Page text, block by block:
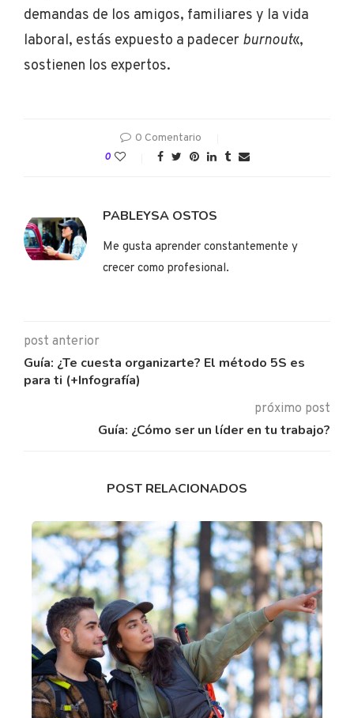
demandas de los amigos, familiares y la vida
laboral, estás expuesto a padecer burnout«,
sostienen los expertos.
0 Comentario
0
PABLEYSA OSTOS
Me gusta aprender constantemente y
crecer como profesional.
post anterior
Guía: ¿Te cuesta organizarte? El método 5S es
para ti (+Infografía)
próximo post
Guía: ¿Cómo ser un líder en tu trabajo?
POST RELACIONADOS